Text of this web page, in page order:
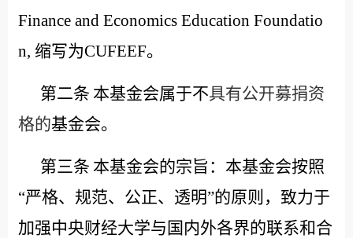
Finance and Economics Education Foundatio
n, 缩写为CUFEEF。
第二条 本基金会属于不具有公开募捐资
格的基金会。
第三条 本基金会的宗旨：本基金会按照
“严格、规范、公正、透明”的原则，致力于
加强中央财经大学与国内外各界的联系和合